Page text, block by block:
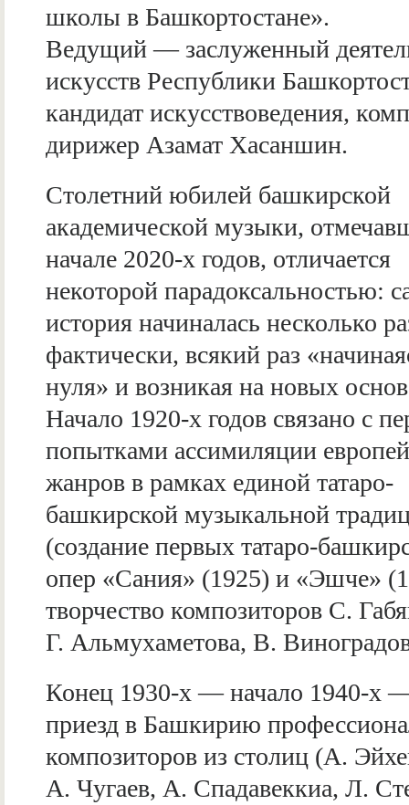
школы в Башкортостане».
Ведущий — заслуженный
искусств Республики
кандидат искусствоведения,
дирижер Азамат Хасаншин.
Столетний юбилей башкирской
академической музыки,
начале 2020-х годов, отличается
некоторой парадоксальностью:
история начиналась несколько
фактически, всякий раз
нуля» и возникая на новых
Начало 1920-х годов связано с
попытками ассимиляции
жанров в рамках единой татаро-
башкирской музыкальной
(создание первых татаро-
опер «Сания» (1925) и «Эшче»
творчество композиторов С.
Г. Альмухаметова, В.
Конец 1930-х — начало 1940-х
приезд в Башкирию
композиторов из столиц (А.
А. Чугаев, А. Спадавеккиа, Л.